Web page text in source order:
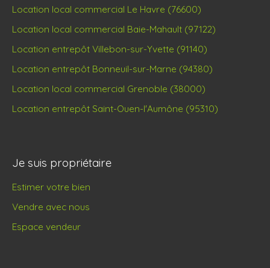
Location local commercial Le Havre (76600)
Location local commercial Baie-Mahault (97122)
Location entrepôt Villebon-sur-Yvette (91140)
Location entrepôt Bonneuil-sur-Marne (94380)
Location local commercial Grenoble (38000)
Location entrepôt Saint-Ouen-l'Aumône (95310)
Je suis propriétaire
Estimer votre bien
Vendre avec nous
Espace vendeur